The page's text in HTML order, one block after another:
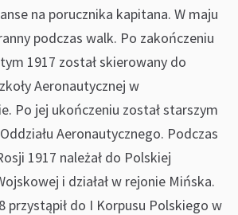
na porucznika kapitana. W maju
podczas walk. Po zakończeniu
1917 został skierowany do
Aeronautycznej w
Po jej ukończeniu został starszym
Aeronautycznego. Podczas
1917 należał do Polskiej
i działał w rejonie Mińska.
przystąpił do I Korpusu Polskiego w